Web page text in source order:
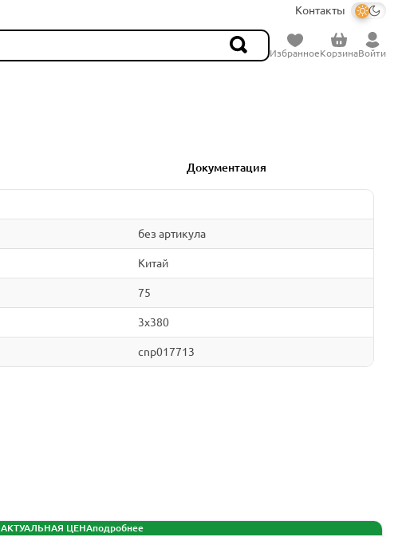
Контакты
ИзбранноеКорзинаВойти
Документация
без артикула
Китай
75
3x380
cnp017713
АКТУАЛЬНАЯ ЦЕНАподробнее